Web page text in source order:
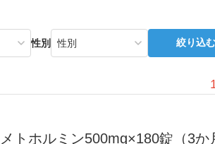
性別 絞り込む
トホルミン500mg×180錠（3か